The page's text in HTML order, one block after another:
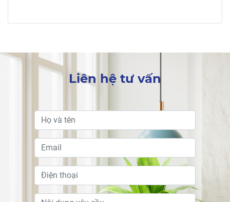
Liên hệ tư vấn